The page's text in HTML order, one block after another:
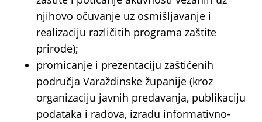
njihovo očuvanje uz osmišljavanje i
realizaciju različitih programa zaštite
prirode);
promicanje i prezentaciju zaštićenih
područja Varaždinske županije (kroz
organizaciju javnih predavanja, publikaciju
podataka i radova, izradu informativno-